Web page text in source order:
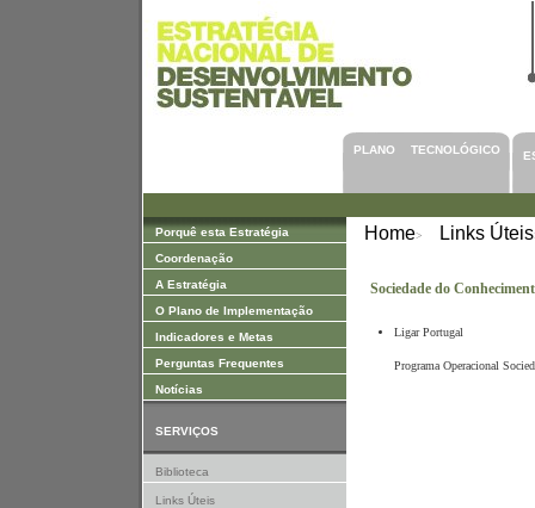
PLANO TECNOLÓGICO
Porquê esta Estratégia
Coordenação
A Estratégia
O Plano de Implementação
Indicadores e Metas
Perguntas Frequentes
Notícias
SERVIÇOS
Biblioteca
Links Úteis
Home> Links Úteis
Sociedade do
Ligar Portugal
Programa Operacional